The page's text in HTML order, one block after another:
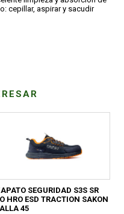
cepillar, aspirar y sacudir
SEGURIDAD S3S SR
HRO ESD TRACTION SAKON
45
PAGO